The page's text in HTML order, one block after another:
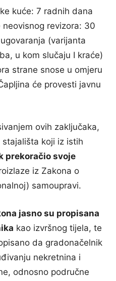
kuće: 7 radnih dana
neovisnog revizora: 30
(varijanta
u kom slučaju I kraće)
strane snose u omjeru
će provesti javnu
ovih zaključaka,
koji iz istih
prekoračio svoje
iz Zakona o
samoupravi.
jasno su propisana
kao izvršnog tijela, te
da gradonačelnik
nekretnina i
odnosno područne